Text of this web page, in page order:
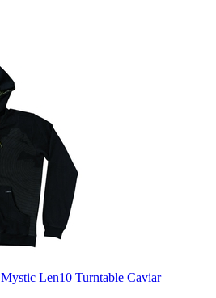
Len10 Turntable Caviar